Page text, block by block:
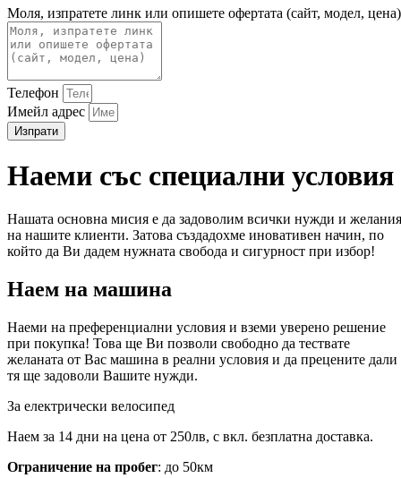
Моля, изпратете линк или опишете офертата (сайт, модел, цена)
Телефон
Имейл адрес
Изпрати
Наеми със специални условия
Нашата основна мисия е да задоволим всички нужди и желания
на нашите клиенти. Затова създадохме иновативен начин, по
който да Ви дадем нужната свобода и сигурност при избор!
Наем на машина
Наеми на преференциални условия и вземи уверено решение
при покупка! Това ще Ви позволи свободно да тествате
желаната от Вас машина в реални условия и да прецените дали
тя ще задоволи Вашите нужди.
За електрически велосипед
Наем за 14 дни на цена от 250лв, с вкл. безплатна доставка.
Ограничение на пробег: до 50км